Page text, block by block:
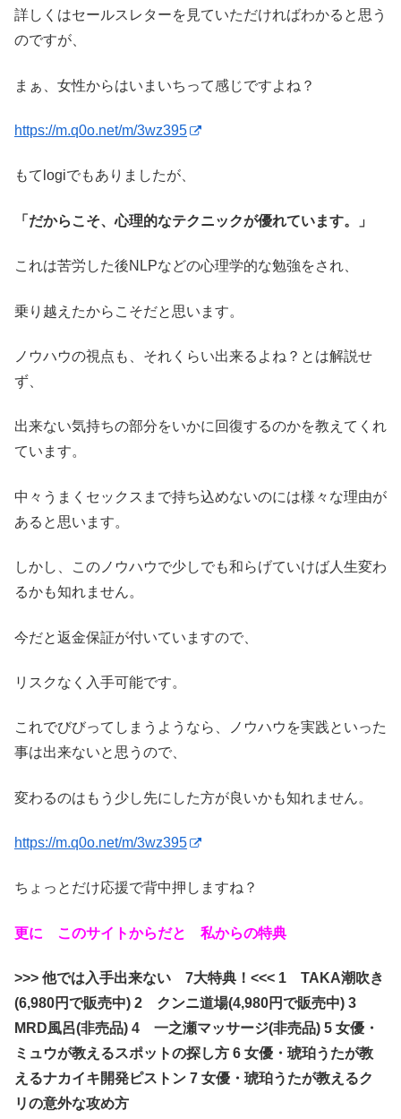
詳しくはセールスレターを見ていただければわかると思う
のですが、
まぁ、女性からはいまいちって感じですよね？
https://m.q0o.net/m/3wz395
もてlogiでもありましたが、
「だからこそ、心理的なテクニックが優れています。」
これは苦労した後NLPなどの心理学的な勉強をされ、
乗り越えたからこそだと思います。
ノウハウの視点も、それくらい出来るよね？とは解説せ
ず、
出来ない気持ちの部分をいかに回復するのかを教えてくれ
ています。
中々うまくセックスまで持ち込めないのには様々な理由が
あると思います。
しかし、このノウハウで少しでも和らげていけば人生変わ
るかも知れません。
今だと返金保証が付いていますので、
リスクなく入手可能です。
これでびびってしまうようなら、ノウハウを実践といった
事は出来ないと思うので、
変わるのはもう少し先にした方が良いかも知れません。
https://m.q0o.net/m/3wz395
ちょっとだけ応援で背中押しますね？
更に このサイトからだと 私からの特典
>>> 他では入手出来ない 7大特典！<<< 1 TAKA潮吹き
(6,980円で販売中) 2 クンニ道場(4,980円で販売中) 3
MRD風呂(非売品) 4 一之瀬マッサージ(非売品) 5 女優・
ミュウが教えるスポットの探し方 6 女優・琥珀うたが教
えるナカイキ開発ピストン 7 女優・琥珀うたが教えるク
リの意外な攻め方